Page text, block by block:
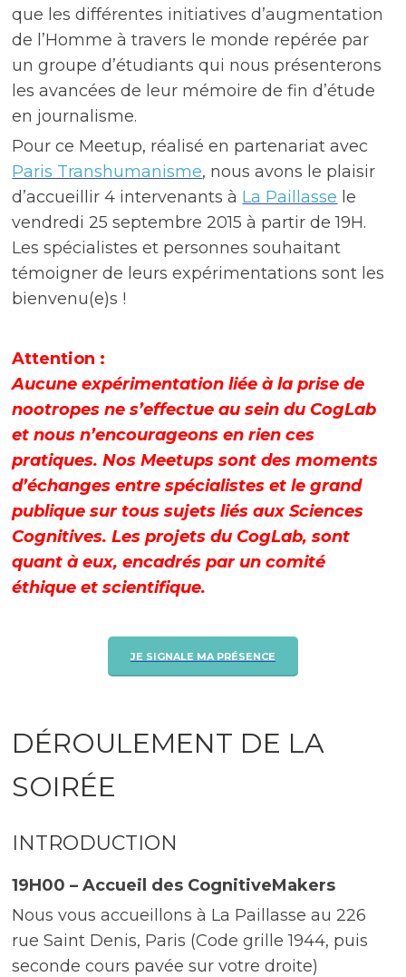
que les différentes initiatives d’augmentation
de l’Homme à travers le monde repérée par
un groupe d’étudiants qui nous présenterons
les avancées de leur mémoire de fin d’étude
en journalisme.
Pour ce Meetup, réalisé en partenariat avec
Paris Transhumanisme, nous avons le plaisir
d’accueillir 4 intervenants à La Paillasse le
vendredi 25 septembre 2015 à partir de 19H.
Les spécialistes et personnes souhaitant
témoigner de leurs expérimentations sont les
bienvenu(e)s !
Attention :
Aucune expérimentation liée à la prise de
nootropes ne s’effectue au sein du CogLab
et nous n’encourageons en rien ces
pratiques. Nos Meetups sont des moments
d’échanges entre spécialistes et le grand
publique sur tous sujets liés aux Sciences
Cognitives. Les projets du CogLab, sont
quant à eux, encadrés par un comité
éthique et scientifique.
JE SIGNALE MA PRÉSENCE
DÉROULEMENT DE LA
SOIRÉE
INTRODUCTION
19H00 – Accueil des CognitiveMakers
Nous vous accueillons à La Paillasse au 226
rue Saint Denis, Paris (Code grille 1944, puis
seconde cours pavée sur votre droite)